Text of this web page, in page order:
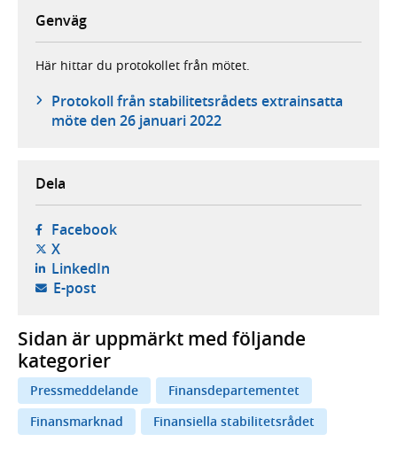
Genväg
Här hittar du protokollet från mötet.
Protokoll från stabilitetsrådets extrainsatta
möte den 26 januari 2022
Dela
Facebook- öppnas i ny flik, extern webbplats,
X- öppnas i ny flik, extern webbplats,
LinkedIn- öppnas i ny flik, extern webbplats,
E-post- öppnar din e-postklient,
Sidan är uppmärkt med följande
kategorier
Pressmeddelande
Finansdepartementet
Finansmarknad
Finansiella stabilitetsrådet